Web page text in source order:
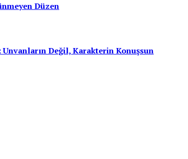
Düzen
Unvanların Değil, Karakterin Konuşsun